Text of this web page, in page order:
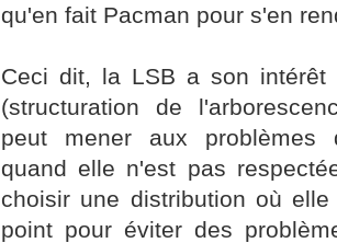
qu'en fait Pacman pour s'en
Ceci dit, la LSB a son intérêt
(structuration de
peut mener aux problèmes
quand elle n'est pas
choisir une distribution où
point pour éviter des